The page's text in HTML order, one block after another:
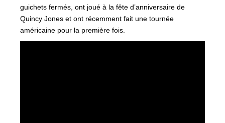
guichets fermés, ont joué à la fête d’anniversaire de
Quincy Jones et ont récemment fait une tournée
américaine pour la première fois.